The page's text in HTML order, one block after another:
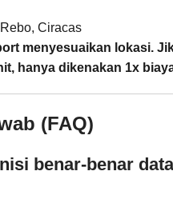
Ciracas
menyesuaikan lokasi.
hanya dikenakan 1x
(FAQ)
benar-benar